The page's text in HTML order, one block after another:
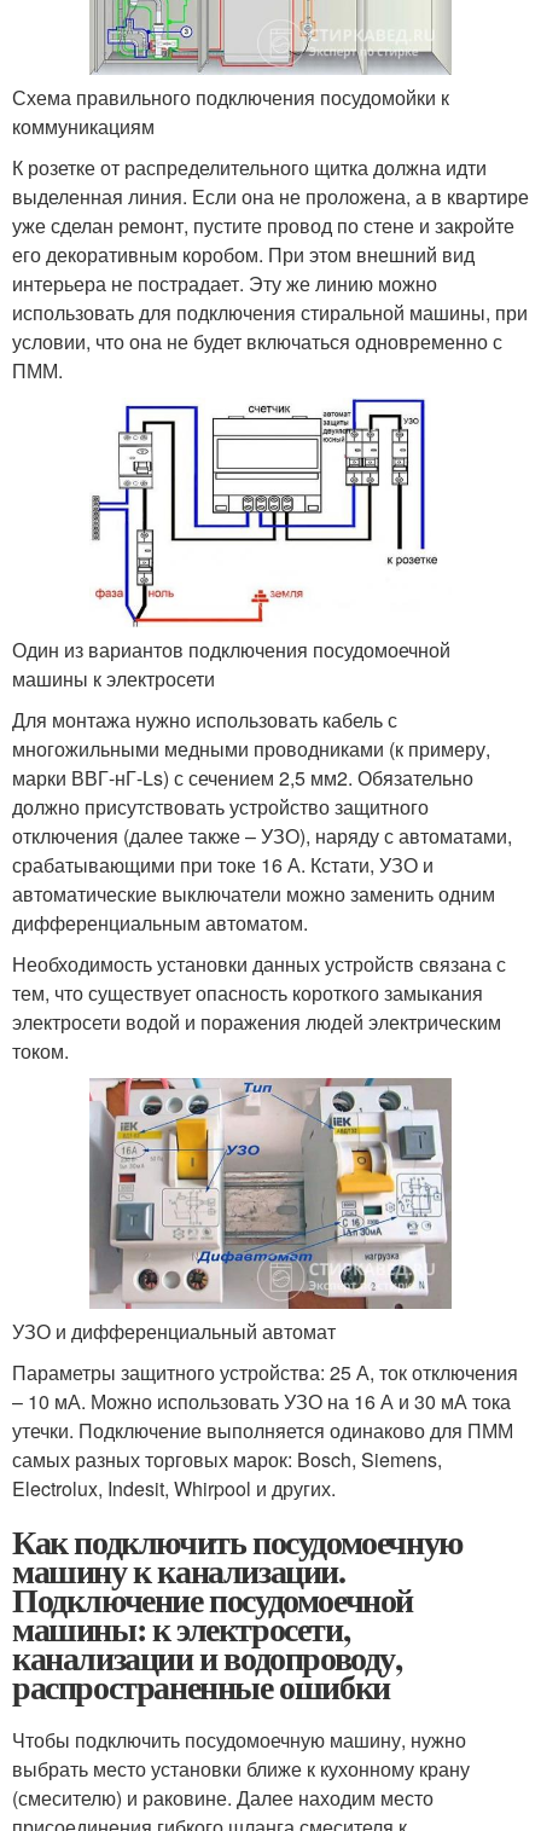
Схема правильного подключения посудомойки к
коммуникациям
К розетке от распределительного щитка должна идти
выделенная линия. Если она не проложена, а в квартире
уже сделан ремонт, пустите провод по стене и закройте
его декоративным коробом. При этом внешний вид
интерьера не пострадает. Эту же линию можно
использовать для подключения стиральной машины, при
условии, что она не будет включаться одновременно с
ПММ.
Один из вариантов подключения посудомоечной
машины к электросети
Для монтажа нужно использовать кабель с
многожильными медными проводниками (к примеру,
марки ВВГ-нГ-Ls) с сечением 2,5 мм2. Обязательно
должно присутствовать устройство защитного
отключения (далее также – УЗО), наряду с автоматами,
срабатывающими при токе 16 А. Кстати, УЗО и
автоматические выключатели можно заменить одним
дифференциальным автоматом.
Необходимость установки данных устройств связана с
тем, что существует опасность короткого замыкания
электросети водой и поражения людей электрическим
током.
УЗО и дифференциальный автомат
Параметры защитного устройства: 25 А, ток отключения
– 10 мА. Можно использовать УЗО на 16 А и 30 мА тока
утечки. Подключение выполняется одинаково для ПММ
самых разных торговых марок: Bosch, Siemens,
Electrolux, Indesit, Whirpool и других.
Как подключить посудомоечную
машину к канализации.
Подключение посудомоечной
машины: к электросети,
канализации и водопроводу,
распространенные ошибки
Чтобы подключить посудомоечную машину, нужно
выбрать место установки ближе к кухонному крану
(смесителю) и раковине. Далее находим место